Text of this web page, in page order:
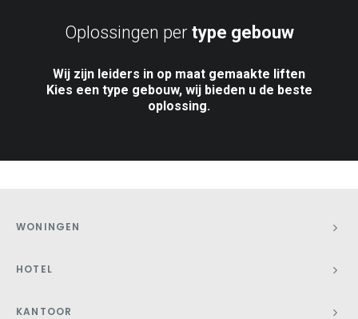
Oplossingen per type gebouw
Wij zijn leiders in op maat gemaakte liften
Kies een type gebouw, wij bieden u de beste
oplossing.
WONINGEN
HOTEL
KANTOOR